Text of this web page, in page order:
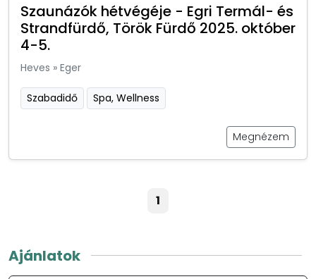
Szaunázók hétvégéje - Egri Termál- és
Strandfürdő, Török Fürdő 2025. október
4-5.
Heves » Eger
Szabadidő Spa, Wellness
Megnézem
1
Ajánlatok